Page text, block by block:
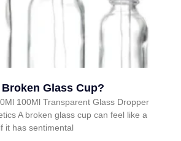
Broken Glass Cup?
100Ml Transparent Glass Dropper
A broken glass cup can feel like a
it has sentimental